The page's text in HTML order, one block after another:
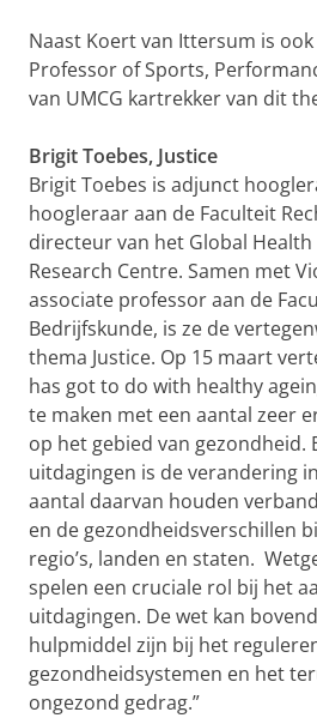
Naast Koert van Ittersum is
Professor of Sports,
van UMCG kartrekker van dit
Brigit Toebes, Justice
Brigit Toebes is adjunct
hoogleraar aan de Faculteit
directeur van het Global Health
Research Centre. Samen met
associate professor aan de
Bedrijfskunde, is ze de
thema Justice. Op 15 maart
has got to do with healthy
te maken met een aantal zeer
op het gebied van gezondheid.
uitdagingen is de verandering
aantal daarvan houden
en de gezondheidsverschillen
regio’s, landen en staten.
spelen een cruciale rol bij het
uitdagingen. De wet kan
hulpmiddel zijn bij het
gezondheidsystemen en het
ongezond gedrag.”